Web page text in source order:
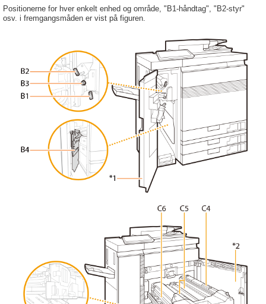
Positionerne for hver enkelt enhed og område, "B1-håndtag", "B2-styr"
osv. i fremgangsmåden er vist på figuren.